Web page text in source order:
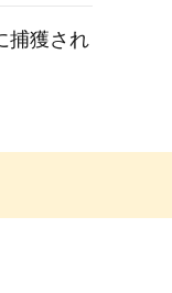
捕獲され